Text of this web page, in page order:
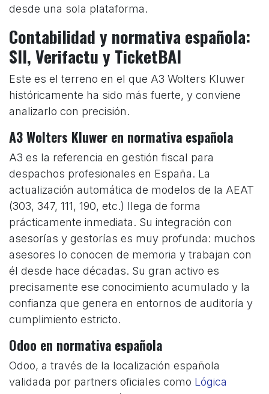
desde una sola plataforma.
Contabilidad y normativa española:
SII, Verifactu y TicketBAI
Este es el terreno en el que A3 Wolters Kluwer
históricamente ha sido más fuerte, y conviene
analizarlo con precisión.
A3 Wolters Kluwer en normativa española
A3 es la referencia en gestión fiscal para
despachos profesionales en España. La
actualización automática de modelos de la AEAT
(303, 347, 111, 190, etc.) llega de forma
prácticamente inmediata. Su integración con
asesorías y gestorías es muy profunda: muchos
asesores lo conocen de memoria y trabajan con
él desde hace décadas. Su gran activo es
precisamente ese conocimiento acumulado y la
confianza que genera en entornos de auditoría y
cumplimiento estricto.
Odoo en normativa española
Odoo, a través de la localización española
validada por partners oficiales como Lógica